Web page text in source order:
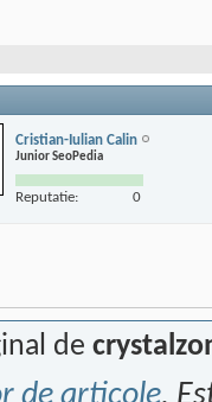
Cristian-Iulian Calin
Junior SeoPedia
Reputatie: 0
de